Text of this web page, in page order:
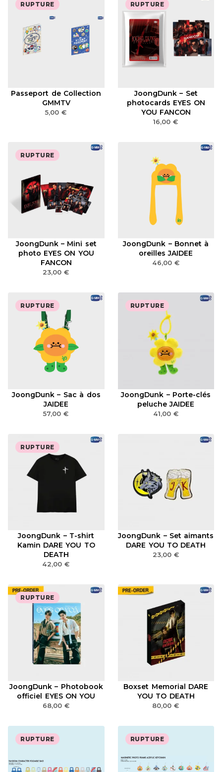
RUPTURE
Passeport de Collection
GMMTV
5,00€
RUPTURE
JoongDunk – Set
photocards EYES ON
YOU FANCON
16,00€
RUPTURE
JoongDunk – Mini set
photo EYES ON YOU
FANCON
23,00€
JoongDunk – Bonnet à
oreilles JAIDEE
46,00 €
RUPTURE
JoongDunk – Sac à dos
JAIDEE
57,00€
RUPTURE
JoongDunk – Porte-clés
peluche JAIDEE
41,00 €
RUPTURE
JoongDunk – T-shirt
Kamin DARE YOU TO
DEATH
42,00€
JoongDunk – Set aimants
DARE YOU TO DEATH
23,00 €
RUPTURE
JoongDunk – Photobook
officiel EYES ON YOU
68,00 €
Boxset Memorial DARE
YOU TO DEATH
80,00€
RUPTURE RUPTURE